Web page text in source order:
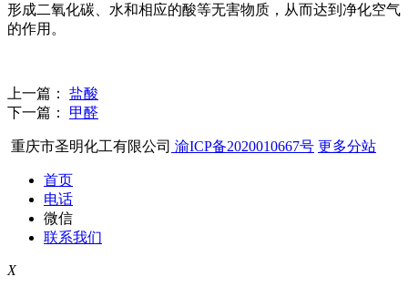
形成二氧化碳、水和相应的酸等无害物质，从而达到净化空气
的作用。
上一篇： 盐酸
下一篇： 甲醛
重庆市圣明化工有限公司 渝ICP备2020010667号 更多分站
首页
电话
微信
联系我们
X